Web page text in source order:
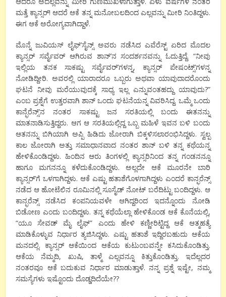
ಮತ್ತೆ ಕ್ಯಾನ್ಸರ್! ಆದರೆ ಆಕೆ ತನ್ನ ಮನೋಬಲದಿಂದ ಎಲ್ಲವನ್ನು ಮೀರಿ ನಿಂತಿದ್ದಳು.
ಈಗ ಆಕೆ ಅರೋಗ್ಯವಾಗಿದ್ದಾಳೆ.
ಮೊನ್ನೆ ಜುವಿಯಸ್ ಲೈಫ್’ಸೈನ್ಸ್ ಅವರು ನಡೆಸಿದ ಎವೆರೆಸ್ಟ್ ಏರಿದ ಮೊದಲ
ಕ್ಯಾನ್ಸರ್ ಸರ್ವೈವರ್ ಆಗಿರುವ ಶಾನ್’ನ ಸಂದರ್ಶನವನ್ನು ಓದುತ್ತಿದ್ದೆ. “ನೀವು
ಇಲ್ಲಿಯ ತನಕ ಸಾಕಷ್ಟು ಸರ್ವೈವರ್’ಗಳನ್ನ, ಕ್ಯಾನ್ಸರ್ ಪೇಷಂಟ್ಸ್’ಗಳನ್ನ
ನೋಡಿದ್ದೀರಿ. ಅವರಲ್ಲಿ ಯಾರಾದರೂ ಒಬ್ಬರು ಅಥವಾ ಯಾವುದಾದರೊಂದು
ಘಟನೆ ನೀವು ಮರೆಯುವುದಕ್ಕೆ ಸಾಧ್ಯ ಇಲ್ಲ ಎನ್ನುವಂತಹದ್ದು ಯಾವುದು?”
ಎಂಬ ಪ್ರಶ್ನೆಗೆ ಉತ್ತರವಾಗಿ ಶಾನ್ ಒಂದು ಘಟನೆಯನ್ನ ವಿವರಿಸಿದ್ದ. ಒಮ್ಮೆ ಒಂದು
ಕಾನ್ಫೆರೆನ್ಸ್’ನ ನಂತರ ಸಾಕಷ್ಟು ಜನ ಸರತಿಯಲ್ಲಿ ಬಂದು ಈತನನ್ನು
ಮಾತನಾಡಿಸುತ್ತಿದ್ದರು. ಆಗ ಆ ಸರತಿಯಲ್ಲಿದ್ದ ಒಬ್ಬ ಮಹಿಳೆ ಇವನ ಬಳಿ ಬಂದು
ಆತನನ್ನು ಬಿಗಿಯಾಗಿ ಅಪ್ಪಿ ಹಿಡಿದು ಜೋರಾಗಿ ಬಿಕ್ಕಳಿಸಲಾರಂಭಿಸಿದ್ದಳು. ಸ್ವಲ್ಪ
ಕಾಲ ಜೋರಾಗಿ ಅತ್ತು ಸಮಾಧಾನವಾದ ನಂತರ ಶಾನ್ ಬಳಿ ತನ್ನ ಕಥೆಯನ್ನ
ಹೇಳಿಕೊಂಡಿದ್ದಳು. ಹಿಂದಿನ ಆರು ತಿಂಗಳಲ್ಲಿ ಕ್ಯಾನ್ಸರಿನಿಂದ ತನ್ನ ಗಂಡನನ್ನೂ
ಹಾಗೂ ಮಗನನ್ನೂ ಕಳೆದುಕೊಂಡಿದ್ದಳು. ಅಲ್ಲದೇ ಆಕೆ ಮೂರನೇ ಬಾರಿ
ಕ್ಯಾನ್ಸರ್’ಗೆ ಒಳಗಾಗಿದ್ದಳು. ಆಕೆ ಎಷ್ಟು ಹತಾಶೆಗೊಳಗಾಗಿದ್ದಳು ಎಂದರೆ ಕಾನ್ಫರೆನ್ಸ್
ನಡೆದ ಆ ಹೋಟೆಲಿನ ರೂಮಿನಲ್ಲಿ ಸೂಸೈಡ್ ನೋಟ್ ಬರೆದಿಟ್ಟು ಬಂದಿದ್ದಳು. ಆ
ಕಾನ್ಫರೆನ್ಸ್ ನಡೆಸಿದ ಕಂಪನಿಯವಳೇ ಆಗಿದ್ದರಿಂದ ಇದನ್ನೊಂದು ನೋಡಿ
ಬಿಡೋಣ ಎಂದು ಬಂದಿದ್ದಳು. ತನ್ನ ಕಥೆಯೆಲ್ಲಾ ಹೇಳಿಕೊಂಡ ಆಕೆ ಕೊನೆಯಲ್ಲಿ,
“ಯೂ ಸೇವಡ್ ಮೈ ಲೈಫ್” ಎಂದು ಹೇಳಿ ಕಣ್ಣೀರಿಟ್ಟಿದ್ದ ಆಕೆ ಆತ್ಮಹತ್ಯೆ
ಮಾಡಿಕೊಳ್ಳುವ ನಿರ್ಧಾರ ತ್ಯಜಿಸಿದ್ದಳು. ಎಷ್ಟು ಹತಾಶೆ ಇದ್ದಿರಬಹುದು ಆಕೆಯ
ಮನದಲ್ಲಿ. ಕ್ಯಾನ್ಸರ್ ಆಕೆಯಿಂದ ಆಕೆಯ ಕುಟುಂಬವನ್ನೇ ಕಸಿದುಕೊಂಡಿತ್ತು.
ಆಕೆಯ ನೆಮ್ಮದಿ, ಖುಷಿ, ತಾಳ್ಮೆ ಎಲ್ಲವನ್ನೂ ಕಿತ್ತುಕೊಂಡಿತ್ತು. ಇದೆಲ್ಲದರ
ನಂತರವೂ ಆಕೆ ಬದುಕುವ ನಿರ್ಧಾರ ಮಾಡುತ್ತಾಳೆ. ನನ್ನ ಪ್ರಶ್ನೆ ಇಷ್ಟೇ, ನಮ್ಮ
ಸಮಸ್ಯೆಗಳು ಇಷ್ಟೊಂದು ದೊಡ್ಡದಿದೆಯೇ??